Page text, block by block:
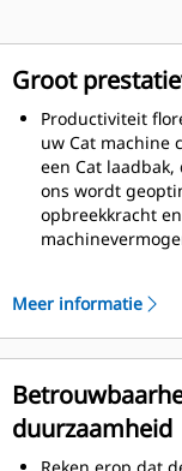
Groot
Productiviteit
uw Cat machine
een Cat
ons wordt
opbreekkracht en
materiaalstroom
extra ruimte
ervoor dat de
laadbak niet blijft
waardoor de
worden
Het
Meer informatie
duurzaamheid